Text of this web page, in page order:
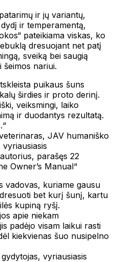
ir jų variantų,
ir temperamentą,
pateikiama viskas, ko
dresuojant net patį
sveiką bei saugią
nariui.
puikaus šuns
širdies ir proto derinį.
veiksmingi, laiko
ir duodantys rezultatą.
JAV humaniško
parašęs 22
Owner’s Manual“
vadovas, kuriame gausu
bet kurį šunį, kartu
kupiną ryšį.
apie niekam
padėjo visam laikui rasti
kiekvienas šuo nusipelno
vyriausiasis